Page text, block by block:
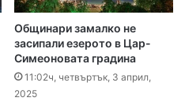
Общинари замалко не
засипали езерото в Цар-
Симеоновата градина
11:02ч, четвъртък, 3 април,
2025